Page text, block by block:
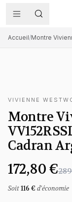
Accueil/
VIVIENNE
Montre
Cadran
172,80 €
Soit116 € d'économie